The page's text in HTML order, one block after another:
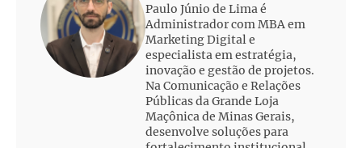
Paulo Júnio de Lima é
Administrador com MBA em
Marketing Digital e
especialista em estratégia,
inovação e gestão de projetos.
Na Comunicação e Relações
Públicas da Grande Loja
Maçônica de Minas Gerais,
desenvolve soluções para